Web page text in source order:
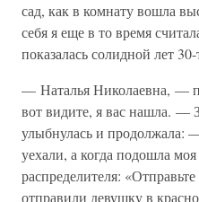
сад, как в комнату вошла
себя я еще в то время
показалась солидной лет
— Наталья Николаевна, —
вот видите, я вас нашла. —
улыбнулась и продолжала:
уехали, а когда подошла
распределителя:
отправили девушку в